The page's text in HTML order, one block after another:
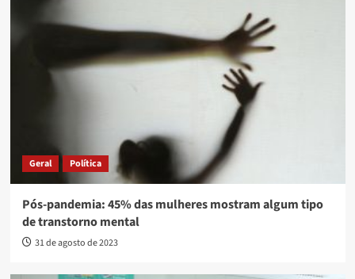
Geral Política
Pós-pandemia: 45% das mulheres mostram algum tipo
de transtorno mental
31 de agosto de 2023